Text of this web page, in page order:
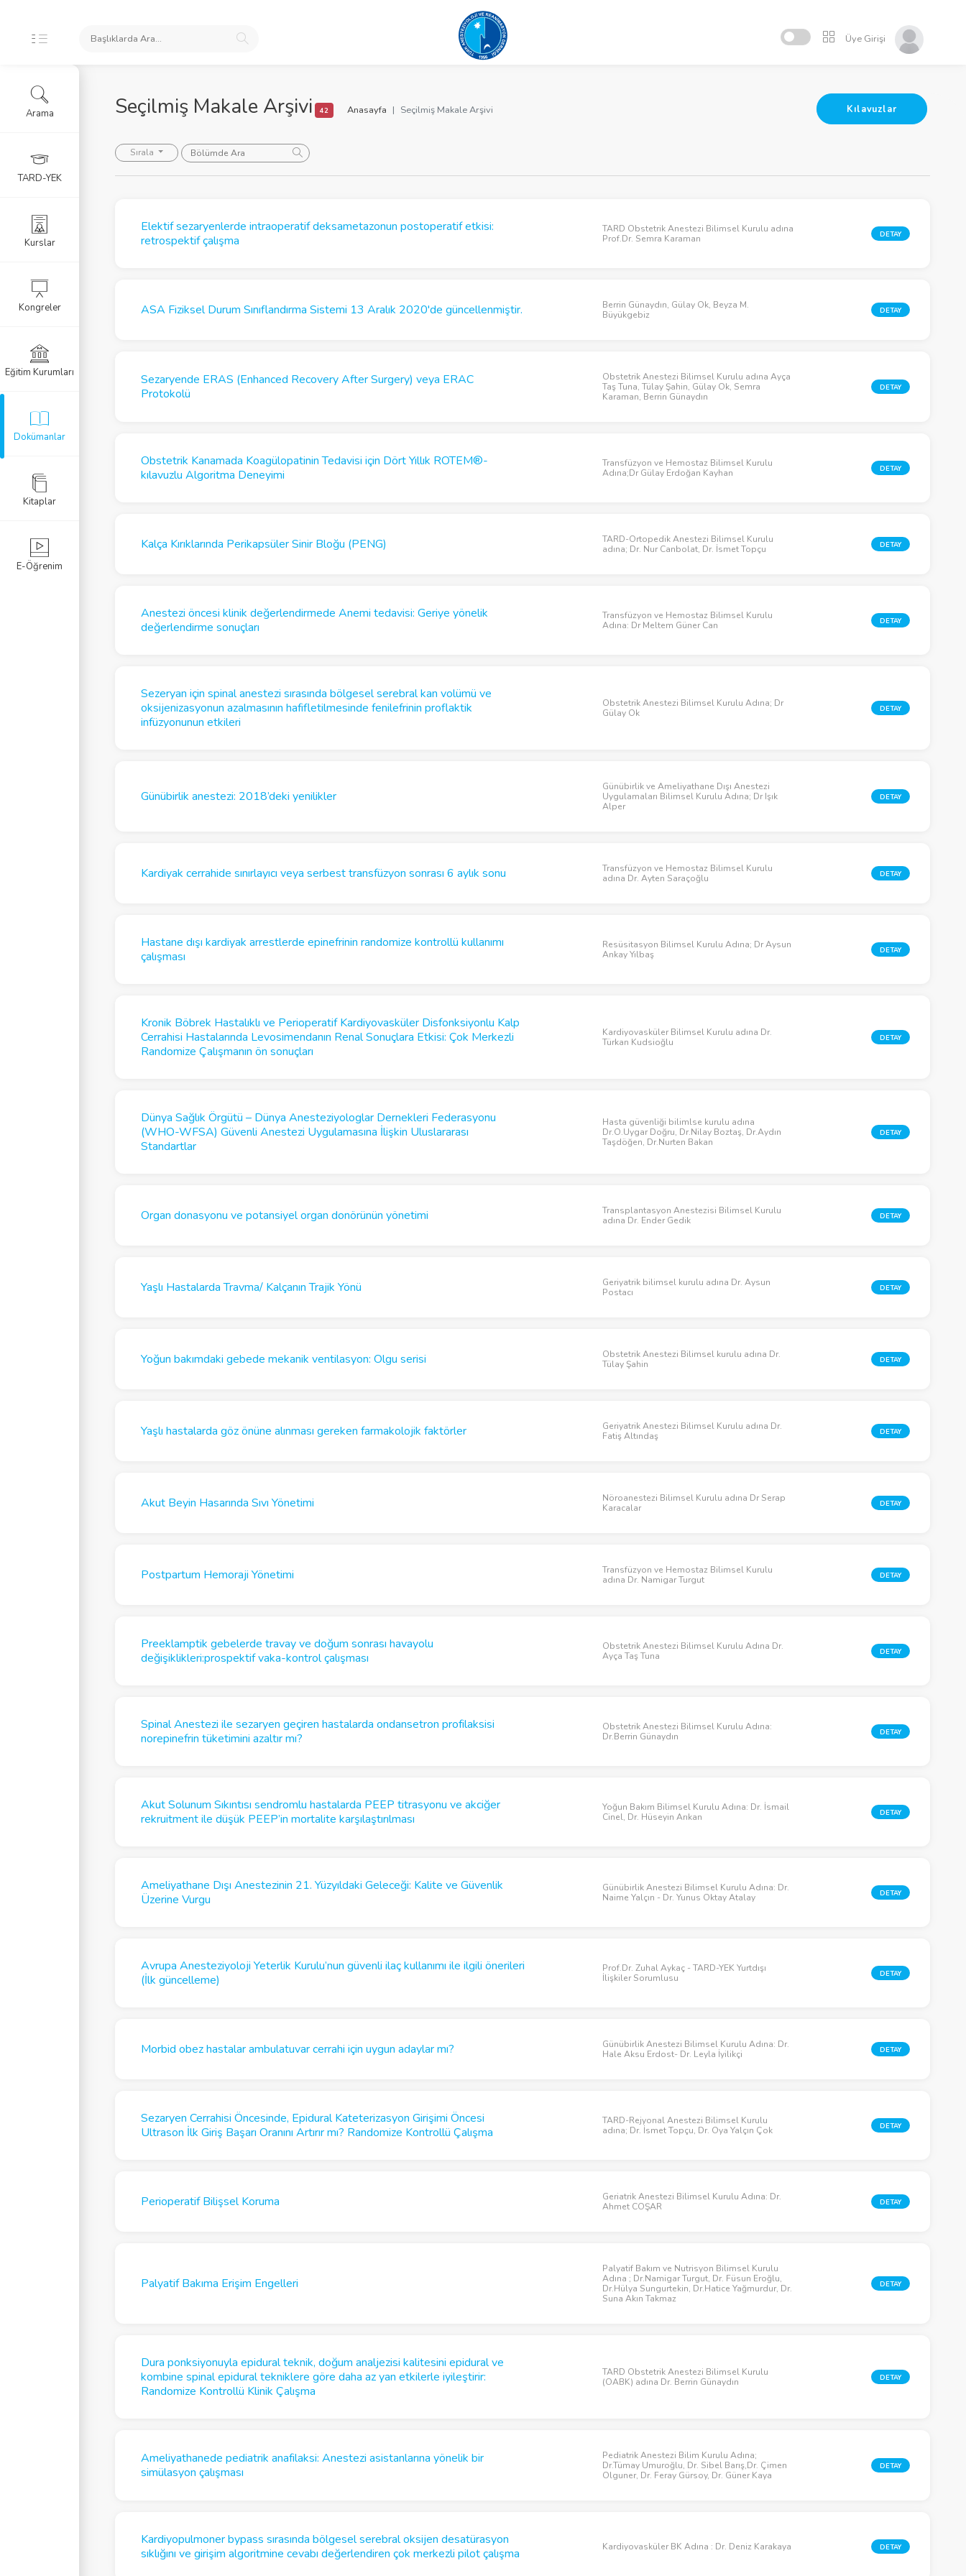
Üye Girişi
Seçilmiş Makale Arşivi 42 Kılavuzlar
Anasayfa Seçilmiş Makale Arşivi
Sırala
Elektif sezaryenlerde intraoperatif deksametazonun postoperatif etkisi:
retrospektif çalışma
TARD Obstetrik Anestezi Bilimsel Kurulu adına
Prof.Dr. Semra Karaman
DETAY
ASA Fiziksel Durum Sınıflandırma Sistemi 13 Aralık 2020'de güncellenmiştir.
Berrin Günaydın, Gülay Ok, Beyza M.
Büyükgebiz
DETAY
Sezaryende ERAS (Enhanced Recovery After Surgery) veya ERAC
Protokolü
Obstetrik Anestezi Bilimsel Kurulu adına Ayça
Taş Tuna, Tülay Şahin, Gülay Ok, Semra
Karaman, Berrin Günaydın
DETAY
Obstetrik Kanamada Koagülopatinin Tedavisi için Dört Yıllık ROTEM®-
kılavuzlu Algoritma Deneyimi
Transfüzyon ve Hemostaz Bilimsel Kurulu
Adına;Dr Gülay Erdoğan Kayhan
DETAY
Kalça Kırıklarında Perikapsüler Sinir Bloğu (PENG)
TARD-Ortopedik Anestezi Bilimsel Kurulu
adına; Dr. Nur Canbolat, Dr. İsmet Topçu
DETAY
Anestezi öncesi klinik değerlendirmede Anemi tedavisi: Geriye yönelik
değerlendirme sonuçları
Transfüzyon ve Hemostaz Bilimsel Kurulu
Adına: Dr Meltem Güner Can
DETAY
Sezeryan için spinal anestezi sırasında bölgesel serebral kan volümü ve
oksijenizasyonun azalmasının hafifletilmesinde fenilefrinin proflaktik
infüzyonunun etkileri
Obstetrik Anestezi Bilimsel Kurulu Adına; Dr
Gülay Ok
DETAY
Günübirlik anestezi: 2018’deki yenilikler
Günübirlik ve Ameliyathane Dışı Anestezi
Uygulamaları Bilimsel Kurulu Adına; Dr Işık
Alper
DETAY
Kardiyak cerrahide sınırlayıcı veya serbest transfüzyon sonrası 6 aylık sonu
Transfüzyon ve Hemostaz Bilimsel Kurulu
adına Dr. Ayten Saraçoğlu
DETAY
Hastane dışı kardiyak arrestlerde epinefrinin randomize kontrollü kullanımı
çalışması
Resüsitasyon Bilimsel Kurulu Adına; Dr Aysun
Ankay Yılbaş
DETAY
Kronik Böbrek Hastalıklı ve Perioperatif Kardiyovasküler Disfonksiyonlu Kalp
Cerrahisi Hastalarında Levosimendanın Renal Sonuçlara Etkisi: Çok Merkezli
Randomize Çalışmanın ön sonuçları
Kardiyovasküler Bilimsel Kurulu adına Dr.
Türkan Kudsioğlu
DETAY
Dünya Sağlık Örgütü – Dünya Anesteziyologlar Dernekleri Federasyonu
(WHO-WFSA) Güvenli Anestezi Uygulamasına İlişkin Uluslararası
Standartlar
Hasta güvenliği bilimlse kurulu adına
Dr.O.Uygar Doğru, Dr.Nilay Boztaş, Dr.Aydın
Taşdöğen, Dr.Nurten Bakan
DETAY
Organ donasyonu ve potansiyel organ donörünün yönetimi
Transplantasyon Anestezisi Bilimsel Kurulu
adına Dr. Ender Gedik
DETAY
Yaşlı Hastalarda Travma/ Kalçanın Trajik Yönü
Geriyatrik bilimsel kurulu adına Dr. Aysun
Postacı
DETAY
Yoğun bakımdaki gebede mekanik ventilasyon: Olgu serisi
Obstetrik Anestezi Bilimsel kurulu adına Dr.
Tülay Şahin
DETAY
Yaşlı hastalarda göz önüne alınması gereken farmakolojik faktörler
Geriyatrik Anestezi Bilimsel Kurulu adına Dr.
Fatiş Altındaş
DETAY
Akut Beyin Hasarında Sıvı Yönetimi
Nöroanestezi Bilimsel Kurulu adına Dr Serap
Karacalar
DETAY
Postpartum Hemoraji Yönetimi
Transfüzyon ve Hemostaz Bilimsel Kurulu
adına Dr. Namigar Turgut
DETAY
Preeklamptik gebelerde travay ve doğum sonrası havayolu
değişiklikleri:prospektif vaka-kontrol çalışması
Obstetrik Anestezi Bilimsel Kurulu Adına Dr.
Ayça Taş Tuna
DETAY
Spinal Anestezi ile sezaryen geçiren hastalarda ondansetron profilaksisi
norepinefrin tüketimini azaltır mı?
Obstetrik Anestezi Bilimsel Kurulu Adına:
Dr.Berrin Günaydın
DETAY
Akut Solunum Sıkıntısı sendromlu hastalarda PEEP titrasyonu ve akciğer
rekruitment ile düşük PEEP’in mortalite karşılaştırılması
Yoğun Bakım Bilimsel Kurulu Adına: Dr. İsmail
Cinel, Dr. Hüseyin Arıkan
DETAY
Ameliyathane Dışı Anestezinin 21. Yüzyıldaki Geleceği: Kalite ve Güvenlik
Üzerine Vurgu
Günübirlik Anestezi Bilimsel Kurulu Adına: Dr.
Naime Yalçın - Dr. Yunus Oktay Atalay
DETAY
Avrupa Anesteziyoloji Yeterlik Kurulu’nun güvenli ilaç kullanımı ile ilgili önerileri
(İlk güncelleme)
Prof.Dr. Zuhal Aykaç - TARD-YEK Yurtdışı
İlişkiler Sorumlusu
DETAY
Morbid obez hastalar ambulatuvar cerrahi için uygun adaylar mı?
Günübirlik Anestezi Bilimsel Kurulu Adına: Dr.
Hale Aksu Erdost- Dr. Leyla İyilikçi
DETAY
Sezaryen Cerrahisi Öncesinde, Epidural Kateterizasyon Girişimi Öncesi
Ultrason İlk Giriş Başarı Oranını Artırır mı? Randomize Kontrollü Çalışma
TARD-Rejyonal Anestezi Bilimsel Kurulu
adına; Dr. İsmet Topçu, Dr. Oya Yalçın Çok
DETAY
Perioperatif Bilişsel Koruma
Geriatrik Anestezi Bilimsel Kurulu Adına: Dr.
Ahmet COŞAR
DETAY
Palyatif Bakıma Erişim Engelleri
Palyatif Bakım ve Nutrisyon Bilimsel Kurulu
Adına ; Dr.Namigar Turgut, Dr. Füsun Eroğlu,
Dr.Hülya Sungurtekin, Dr.Hatice Yağmurdur, Dr.
Suna Akın Takmaz
DETAY
Dura ponksiyonuyla epidural teknik, doğum analjezisi kalitesini epidural ve
kombine spinal epidural tekniklere göre daha az yan etkilerle iyileştirir:
Randomize Kontrollü Klinik Çalışma
TARD Obstetrik Anestezi Bilimsel Kurulu
(OABK) adına Dr. Berrin Günaydın
DETAY
Ameliyathanede pediatrik anafilaksi: Anestezi asistanlarına yönelik bir
simülasyon çalışması
Pediatrik Anestezi Bilim Kurulu Adına;
Dr.Tümay Umuroğlu, Dr. Sibel Barış,Dr. Çimen
Olguner, Dr. Feray Gürsoy, Dr. Güner Kaya
DETAY
Kardiyopulmoner bypass sırasında bölgesel serebral oksijen desatürasyon
sıklığını ve girişim algoritmine cevabı değerlendiren çok merkezli pilot çalışma
Kardiyovasküler BK Adına : Dr. Deniz Karakaya DETAY
Arama
TARD-YEK
Kurslar
Kongreler
Eğitim Kurumları
Dokümanlar
Kitaplar
E-Öğrenim
| EN